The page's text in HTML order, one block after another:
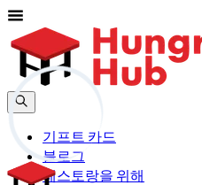
기프트 카드
블로그
레스토랑을 위해